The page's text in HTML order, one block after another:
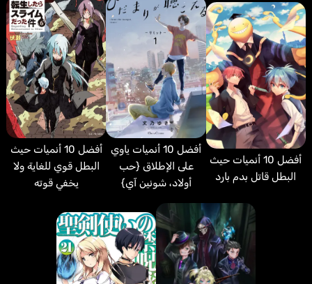
أفضل 10 أنميات حيث
البطل قاتل بدم بارد
أفضل 10 أنميات ياوي
على الإطلاق {حب
أولاد، شونين آي}
أفضل 10 أنميات حيث
البطل قوي للغاية ولا
يخفي قوته